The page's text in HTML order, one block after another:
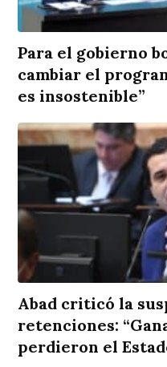
Para el gobierno
cambiar el
es insostenible”
Abad criticó la
retenciones:
perdieron el